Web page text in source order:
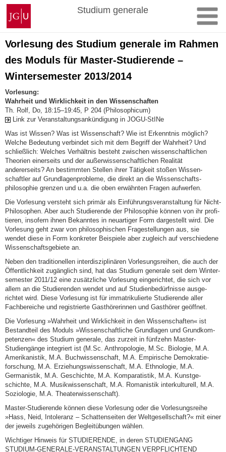
Zum
Inhalt
springen
Johannes
Gutenberg-
Universität
Mainz
Studium generale
Vorlesung des Studium generale im Rahmen
des Moduls für Master-Studierende –
Wintersemester 2013/2014
Vorlesung:
Wahrheit und Wirklichkeit in den Wissenschaften
Th. Rolf, Do, 18:15–19:45, P 204 (Philosophicum)
Link zur Veranstaltungsankündigung in JOGU-StINe
Was ist Wissen? Was ist Wissenschaft? Wie ist Erkenntnis mög­lich?
Welche Bedeutung ver­bindet sich mit dem Begriff der Wahrheit? Und
schließlich: Welches Verhältnis besteht zwischen wissenschaftlichen
Theorien einerseits und der außer­wissenschaft­lichen Realität
andererseits? An be­stimmten Stellen ihrer Tätigkeit stoßen Wis­sen­
schaftler auf Grundlagenprobleme, die direkt an die Wissen­schafts­
philosophie grenzen und u.a. die oben er­wähn­ten Fragen aufwerfen.
Die Vor­lesung ver­steht sich primär als Einfüh­rungs­ver­anstal­tung für Nicht-
Philosophen. Aber auch Stu­die­rende der Philosophie können von ihr profi­
tie­ren, insofern ihnen Bekanntes in neuarti­ger Form dargestellt wird. Die
Vorlesung geht zwar von philosophischen Fragestellungen aus, sie
wendet diese in Form konkreter Bei­spiele aber zu­gleich auf verschie­dene
Wissenschaftsgebiete an.
Neben den traditionellen inter­dis­ziplinären Vor­le­sungsreihen, die auch der
Öf­fent­lichkeit zu­gäng­lich sind, hat das Studium generale seit dem Win­ter­
se­mester 2011/12 eine zu­sätz­liche Vor­le­sung eingerichtet, die sich vor
allem an die Stu­die­ren­den wendet und auf Stu­dien­bedürf­nisse aus­ge­
richtet wird. Diese Vorlesung ist für immatriku­lier­te Stu­die­rende aller
Fachbereiche und regis­trier­te Gasthörerinnen und Gasthörer geöffnet.
Die Vorlesung »Wahrheit und Wirklichkeit in den Wissenschaften« ist
Bestandteil des Moduls »Wis­sen­schaftliche Grundlagen und Grundkom­
pe­ten­zen« des Studium generale, das zurzeit in fünf­zehn Master-
Studiengänge integriert ist (M.Sc. An­thro­pologie, M.Sc. Biologie, M.A.
Amerikanistik, M.A. Buchwissen­schaft, M.A. Empirische Demo­kra­tie­
forschung, M.A. Erziehungswissen­schaft, M.A. Ethno­logie, M.A.
Germanistik, M.A. Ge­schichte, M.A. Kom­pa­ratistik, M.A. Kunstge­
schichte, M.A. Musik­wissenschaft, M.A. Roma­nistik interkultu­rell, M.A.
Soziologie, M.A. Thea­terwissenschaft).
Master-Studierende können diese Vor­lesung oder die Vorlesungsreihe
»Hass, Neid, Intoleranz – Schattenseiten der Weltgesellschaft?« mit einer
der je­weils zu­ge­hörigen Be­gleit­übungen wählen.
Wichtiger Hinweis für STUDIERENDE, in deren STUDIENGANG
STUDIUM-GENERALE-VERANSTALTUNGEN VERPFLICHTEND